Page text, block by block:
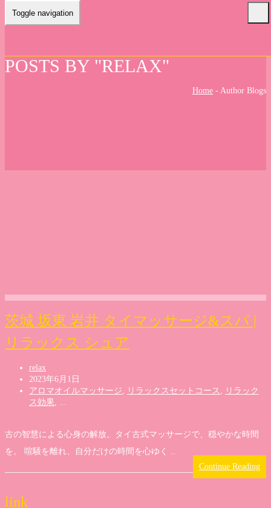
Toggle navigation
POSTS BY "RELAX"
Home - Author Blogs
茨城 坂東 岩井 タイマッサージ&スパ |
リラックス シュア
relax
2023年6月1日
アロマオイルマッサージ, リラックスセットコース , リラック
ス効果, ...
古の智慧による心身の解放。タイ古式マッサージで、穏やかな時間
を。 喧騒を離れ、自分だけの時間を心ゆく ..
Continue Reading
link